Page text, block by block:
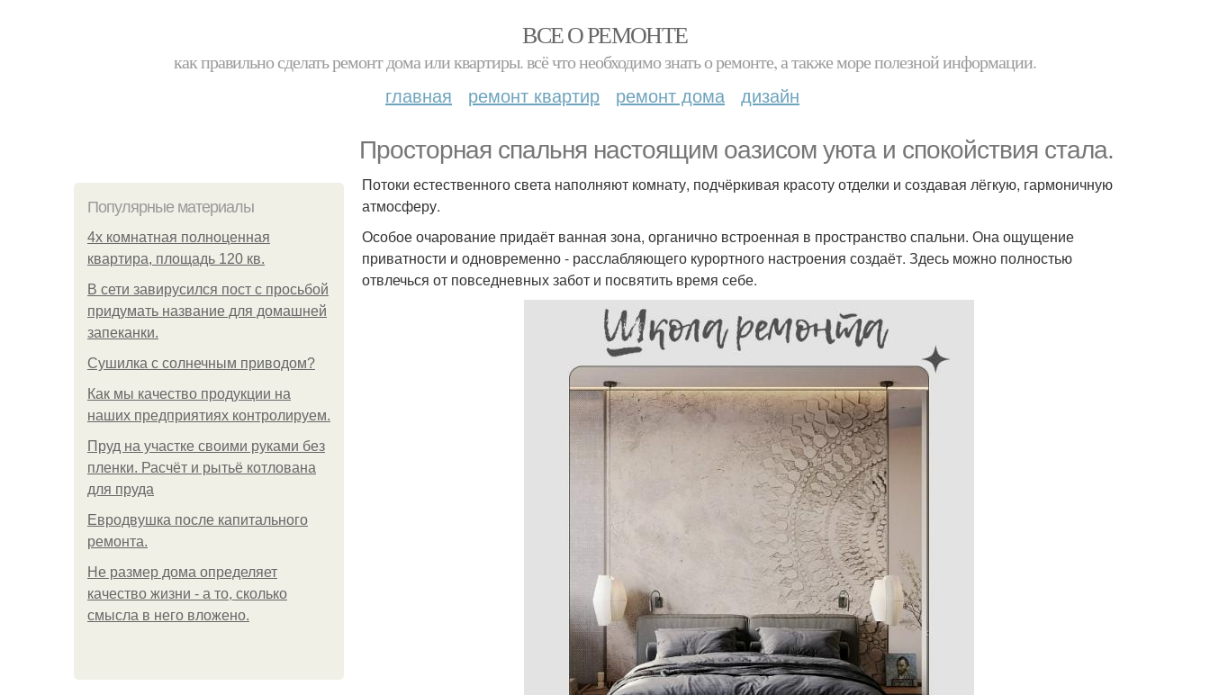
ВСЕ О РЕМОНТЕ
как правильно сделать ремонт дома или квартиры. всё что необходимо знать о ремонте, а также море полезной информации.
главная ремонт квартир ремонт дома дизайн
Просторная спальня настоящим оазисом уюта и спокойствия стала.
Популярные материалы
4x комнатная полноценная
квартира, площадь 120 кв.
В сети завирусился пост с просьбой
придумать название для домашней
запеканки.
Сушилка с солнечным приводом?
Как мы качество продукции на
наших предприятиях контролируем.
Пруд на участке своими руками без
пленки. Расчёт и рытьё котлована
для пруда
Евродвушка после капитального
ремонта.
Не размер дома определяет
качество жизни - а то, сколько
смысла в него вложено.
Потоки естественного света наполняют комнату, подчёркивая красоту отделки и создавая лёгкую, гармоничную
атмосферу.
Особое очарование придаёт ванная зона, органично встроенная в пространство спальни. Она ощущение
приватности и одновременно - расслабляющего курортного настроения создаёт. Здесь можно полностью
отвлечься от повседневных забот и посвятить время себе.